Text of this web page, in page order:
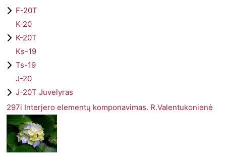
F-20T
K-20
K-20T
Ks-19
Ts-19
J-20
J-20T Juvelyras
297i Interjero elementų komponavimas. R.Valentukonienė